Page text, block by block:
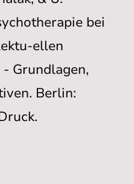
bei
ellen
Grundlagen,
Berlin: